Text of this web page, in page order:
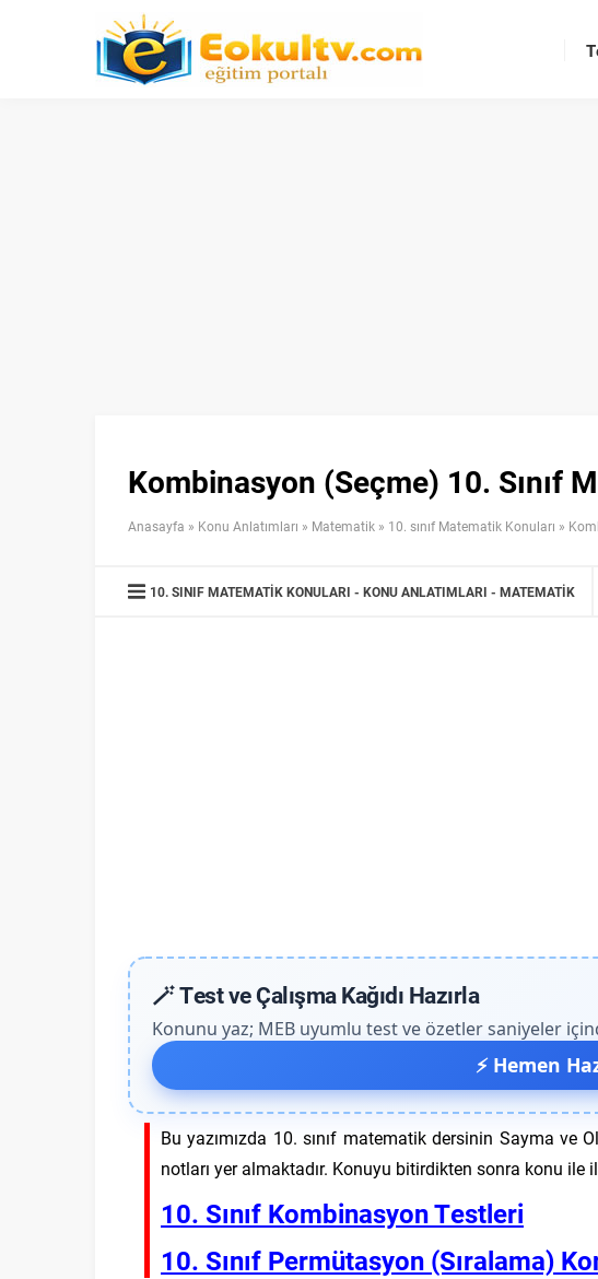
Kombinasyon (Seçme) 10. Sınıf
Anasayfa » Konu Anlatımları » Matematik » 10. sınıf Matematik Konuları »
10. SINIF MATEMATIK KONULARI KONU ANLATIMLARI MATEMATIK
🪄 Test ve Çalışma Kağıdı Hazırla
Konunu yaz; MEB uyumlu test ve özetler saniyeler
⚡ Hemen
Bu yazımızda 10. sınıf matematik dersinin Sayma ve
notları yer almaktadır. Konuyu bitirdikten sonra konu
10. Sınıf Kombinasyon Testleri
10. Sınıf Permütasyon (Sıralama)